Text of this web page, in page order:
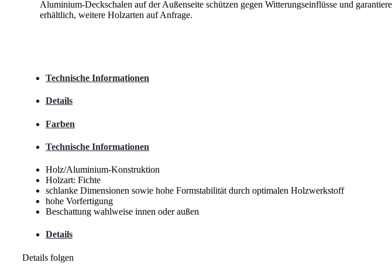
Aluminium-Deckschalen auf der Außenseite schützen gegen Witterungseinflüsse und
erhältlich, weitere Holzarten auf Anfrage.
Technische Informationen
Details
Farben
Technische Informationen
Holz/Aluminium-Konstruktion
Holzart: Fichte
schlanke Dimensionen sowie hohe Formstabilität durch optimalen Holzwerkstoff
hohe Vorfertigung
Beschattung wahlweise innen oder außen
Details
Details folgen